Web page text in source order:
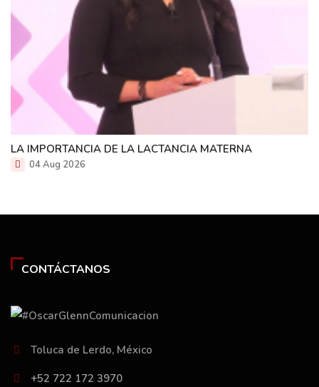
LA IMPORTANCIA DE LA LACTANCIA MATERNA
04 Aug 2026
CONTÁCTANOS
Toluca de Lerdo, México
+52 722 172 3970